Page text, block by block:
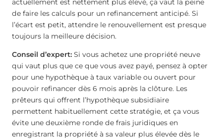
actuellement est nettement plus élevé, ça vaut la peine
de faire les calculs pour un refinancement anticipé. Si
l’écart est petit, attendre le renouvellement est presque
toujours la meilleure décision.
Conseil d’expert: Si vous achetez une propriété neuve
qui vaut plus que ce que vous avez payé, pensez à opter
pour une hypothèque à taux variable ou ouvert pour
pouvoir refinancer dès 6 mois après la clôture. Les
prêteurs qui offrent l’hypothèque subsidiaire
permettent habituellement cette stratégie, et ça vous
évite une deuxième ronde de frais juridiques en
enregistrant la propriété à sa valeur plus élevée dès le